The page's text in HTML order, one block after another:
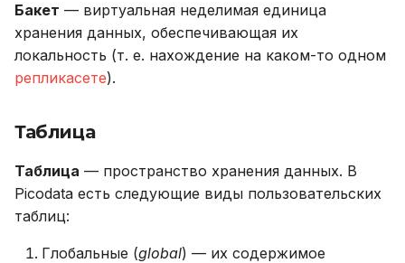
Бакет — виртуальная неделимая единица
хранения данных, обеспечивающая их
локальность (т. е. нахождение на каком-то одном
репликасете).
Таблица
Таблица — пространство хранения данных. В
Picodata есть следующие виды пользовательских
таблиц:
Глобальные (global) — их содержимое